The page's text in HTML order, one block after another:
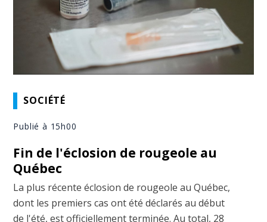
SOCIÉTÉ
Publié à 15h00
Fin de l'éclosion de rougeole au
Québec
La plus récente éclosion de rougeole au Québec,
dont les premiers cas ont été déclarés au début
de l'été, est officiellement terminée. Au total, 28